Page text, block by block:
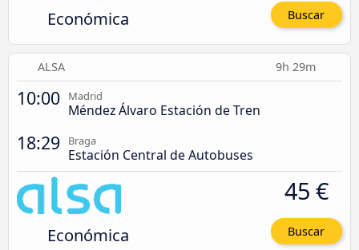
Económica Buscar
ALSA 9h 29m
10:00 Madrid
Méndez Álvaro Estación de Tren
18:29 Braga
Estación Central de Autobuses
Económica
45 €
Buscar